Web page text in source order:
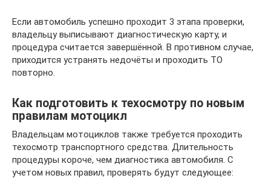
Если автомобиль успешно проходит 3 этапа проверки,
владельцу выписывают диагностическую карту, и
процедура считается завершённой. В противном случае,
приходится устранять недочёты и проходить ТО
повторно.
Как подготовить к техосмотру по новым
правилам мотоцикл
Владельцам мотоциклов также требуется проходить
техосмотр транспортного средства. Длительность
процедуры короче, чем диагностика автомобиля. С
учетом новых правил, проверять будут следующее: